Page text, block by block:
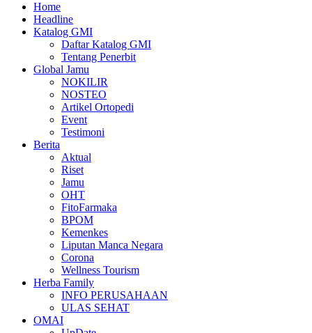
Home
Headline
Katalog GMI
Daftar Katalog GMI
Tentang Penerbit
Global Jamu
NOKILIR
NOSTEO
Artikel Ortopedi
Event
Testimoni
Berita
Aktual
Riset
Jamu
OHT
FitoFarmaka
BPOM
Kemenkes
Liputan Manca Negara
Corona
Wellness Tourism
Herba Family
INFO PERUSAHAAN
ULAS SEHAT
OMAI